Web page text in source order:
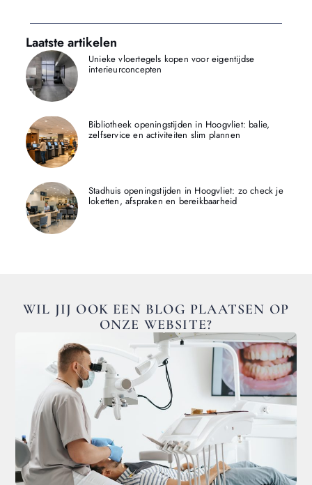
Laatste artikelen
Unieke vloertegels kopen voor eigentijdse
interieurconcepten
Bibliotheek openingstijden in Hoogvliet: balie,
zelfservice en activiteiten slim plannen
Stadhuis openingstijden in Hoogvliet: zo check je
loketten, afspraken en bereikbaarheid
WIL JIJ OOK EEN BLOG PLAATSEN OP
ONZE WEBSITE?